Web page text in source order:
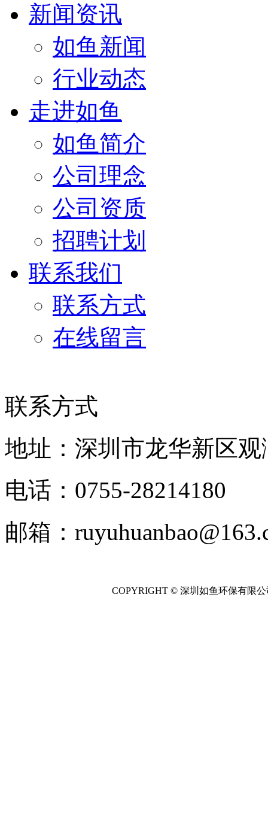
新闻资讯
如鱼新闻
行业动态
走进如鱼
如鱼简介
公司理念
公司资质
招聘计划
联系我们
联系方式
在线留言
联系方式
地址：深圳市龙华新区
电话：0755-28214180
邮箱：
COPYRIGHT © 深圳如鱼环保有限公